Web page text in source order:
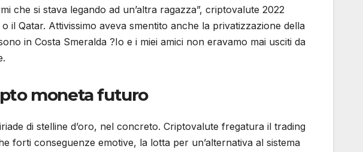
si stava legando ad un’altra ragazza”, criptovalute 2022
il Qatar. Attivissimo aveva smentito anche la privatizzazione della
in Costa Smeralda ?Io e i miei amici non eravamo mai usciti da
moneta futuro
di stelline d’oro, nel concreto. Criptovalute fregatura il trading
forti conseguenze emotive, la lotta per un’alternativa al sistema